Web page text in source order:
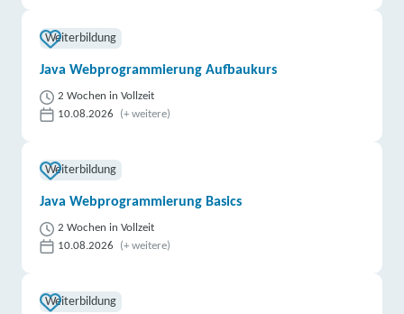
Weiterbildung
Java Webprogrammierung Aufbaukurs
2 Wochen in Vollzeit
10.08.2026
(+ weitere)
Weiterbildung
Java Webprogrammierung Basics
2 Wochen in Vollzeit
10.08.2026
(+ weitere)
Weiterbildung